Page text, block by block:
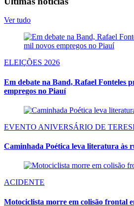
Ver tudo
ELEIÇÕES 2026
Em debate na Band, Rafael Fonteles
empregos no Piauí
EVENTO ANIVERSÁRIO DE
Caminhada Poética leva literatura às
ACIDENTE
Motociclista morre em colisão frontal